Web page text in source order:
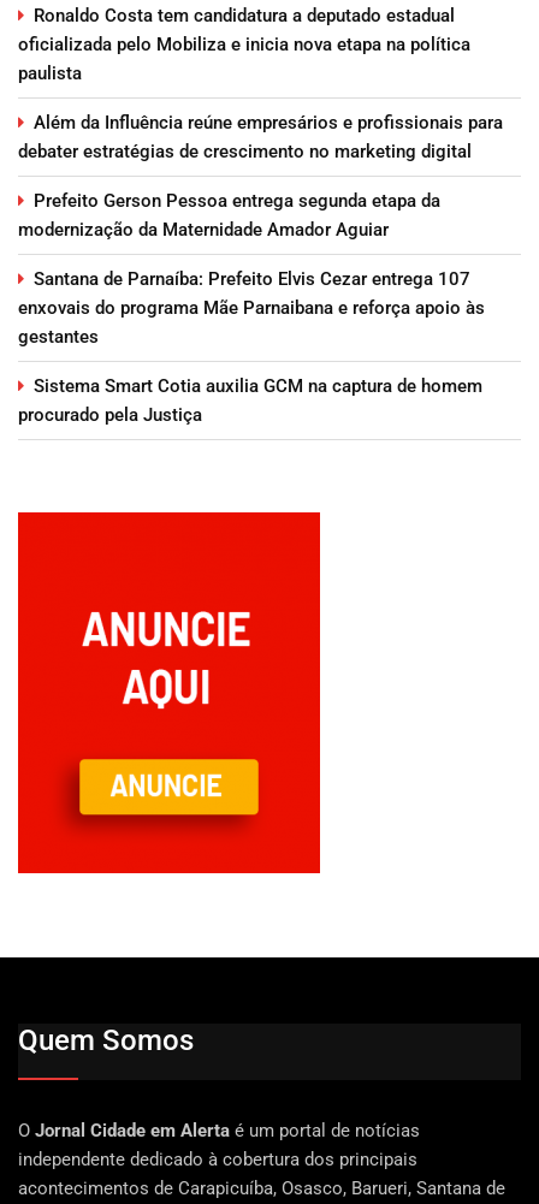
Ronaldo Costa tem candidatura a deputado estadual
oficializada pelo Mobiliza e inicia nova etapa na política
paulista
Além da Influência reúne empresários e profissionais para
debater estratégias de crescimento no marketing digital
Prefeito Gerson Pessoa entrega segunda etapa da
modernização da Maternidade Amador Aguiar
Santana de Parnaíba: Prefeito Elvis Cezar entrega 107
enxovais do programa Mãe Parnaibana e reforça apoio às
gestantes
Sistema Smart Cotia auxilia GCM na captura de homem
procurado pela Justiça
Quem Somos
O Jornal Cidade em Alerta é um portal de notícias
independente dedicado à cobertura dos principais
acontecimentos de Carapicuíba, Osasco, Barueri, Santana de